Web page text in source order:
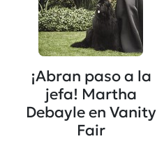
¡Abran paso a la
jefa! Martha
Debayle en Vanity
Fair